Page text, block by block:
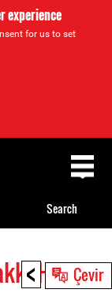
experience
for us to set
< Çevir
HRDs
Search